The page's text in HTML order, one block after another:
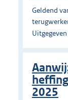
Geldend
2025